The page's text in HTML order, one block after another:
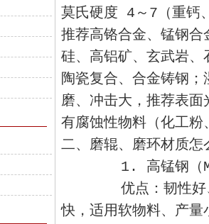
莫氏硬度 4～7（重钙
推荐高铬合金、锰钢
硅、高铝矿、玄武岩
陶瓷复合、合金铸钢
磨、冲击大，推荐表
有腐蚀性物料（化工
二、磨辊、磨环材质怎
1. 高锰钢（
优点：韧性好、耐
快，适用软物料、产量